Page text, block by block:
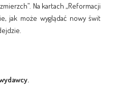
Na kartach „Reformacji
jak może wyglądać nowy świt